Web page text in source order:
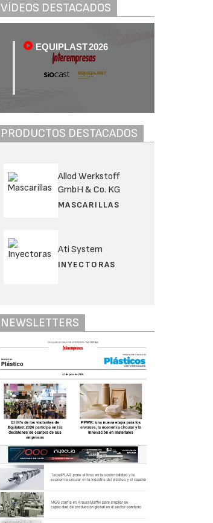
VÍDEOS DESTACADOS
EQUIPLAST 2026
PRODUCTOS DESTACADOS
Allod Werkstoff
GmbH & Co. KG
MASCARILLAS
Ati System
INYECTORAS
NEWSLETTERS